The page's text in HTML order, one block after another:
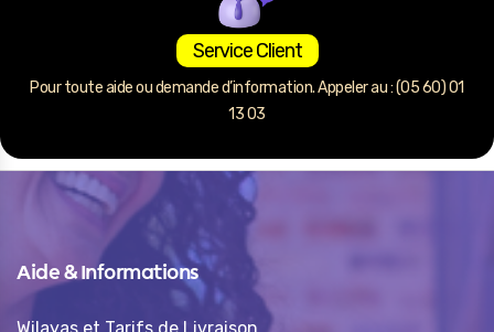
Service Client
Pour toute aide ou demande d’information. Appeler au : (05 60) 01
13 03
Aide & Informations
Wilayas et Tarifs de Livraison